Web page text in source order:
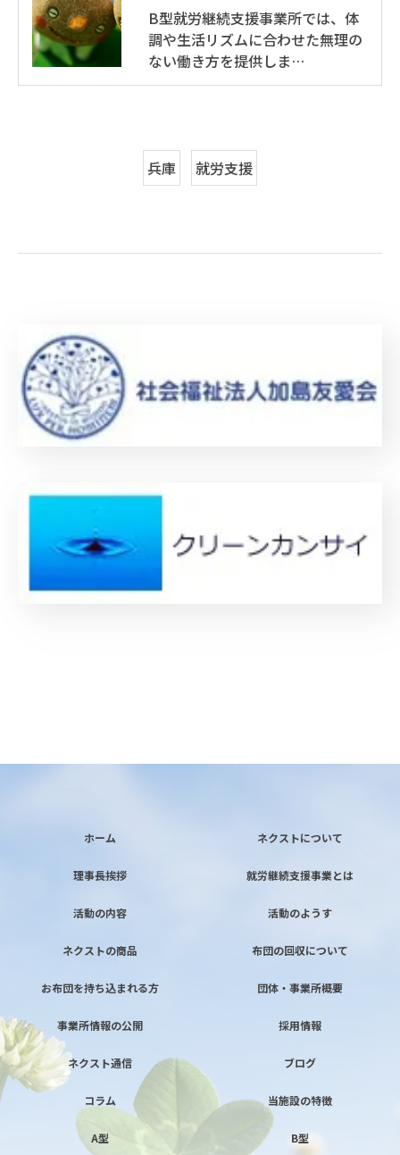
B型就労継続支援事業所では、体
調や生活リズムに合わせた無理の
ない働き方を提供しま…
兵庫 就労支援
ホーム ネクストについて
理事長挨拶 就労継続支援事業とは
活動の内容 活動のようす
ネクストの商品 布団の回収について
お布団を持ち込まれる方 団体・事業所概要
事業所情報の公開 採用情報
ネクスト通信 ブログ
コラム 当施設の特徴
A型 B型